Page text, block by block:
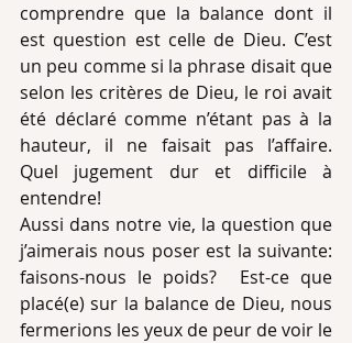
comprendre que la balance dont il
est question est celle de Dieu. C’est
un peu comme si la phrase disait que
selon les critères de Dieu, le roi avait
été déclaré comme n’étant pas à la
hauteur, il ne faisait pas l’affaire.
Quel jugement dur et difficile à
entendre!
Aussi dans notre vie, la question que
j’aimerais nous poser est la suivante:
faisons-nous le poids? ­ Est-ce que
placé(e) sur la balance de Dieu, nous
fermerions les yeux de peur de voir le